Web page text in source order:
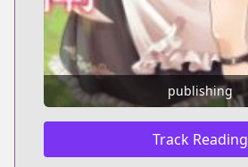
publishing
Track Reading